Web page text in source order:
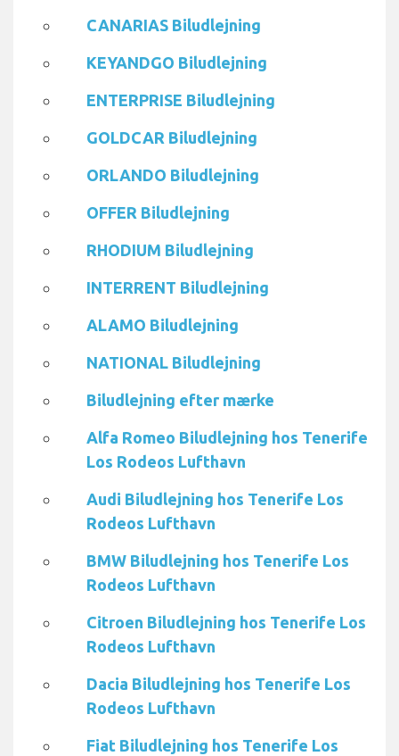
CANARIAS Biludlejning
KEYANDGO Biludlejning
ENTERPRISE Biludlejning
GOLDCAR Biludlejning
ORLANDO Biludlejning
OFFER Biludlejning
RHODIUM Biludlejning
INTERRENT Biludlejning
ALAMO Biludlejning
NATIONAL Biludlejning
Biludlejning efter mærke
Alfa Romeo Biludlejning hos Tenerife
Los Rodeos Lufthavn
Audi Biludlejning hos Tenerife Los
Rodeos Lufthavn
BMW Biludlejning hos Tenerife Los
Rodeos Lufthavn
Citroen Biludlejning hos Tenerife Los
Rodeos Lufthavn
Dacia Biludlejning hos Tenerife Los
Rodeos Lufthavn
Fiat Biludlejning hos Tenerife Los